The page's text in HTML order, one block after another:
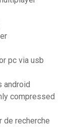
pc via usb
android
compressed
de recherche